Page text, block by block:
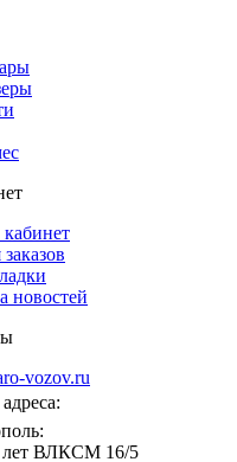
новостей
vozov.ru
лет ВЛКСМ 16/5